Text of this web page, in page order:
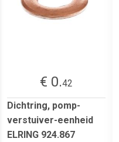
€ 0.42
Dichtring, pomp-
verstuiver-eenheid
ELRING 924.867